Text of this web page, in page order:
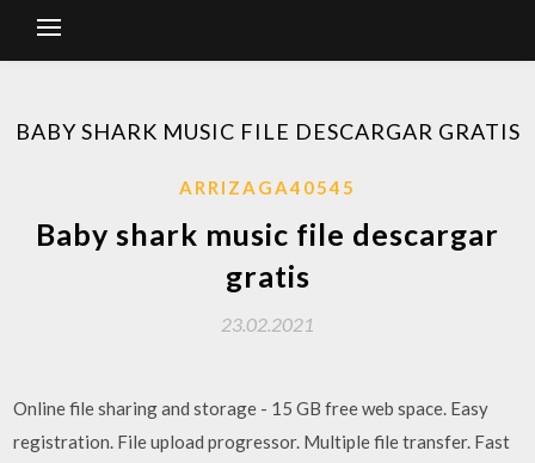
BABY SHARK MUSIC FILE DESCARGAR GRATIS
ARRIZAGA40545
Baby shark music file descargar
gratis
23.02.2021
Online file sharing and storage - 15 GB free web space. Easy
registration. File upload progressor. Multiple file transfer. Fast